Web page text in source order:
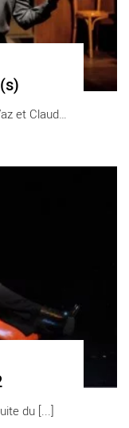
Anna Schmidt, Anne Sée, Sara Vaz et Claude [...]
du [...]